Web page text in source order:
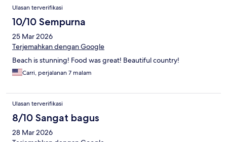
Ulasan terverifikasi
10/10 Sempurna
25 Mar 2026
Terjemahkan dengan Google
Beach is stunning! Food was great! Beautiful country!
Carri, perjalanan 7 malam
Ulasan terverifikasi
8/10 Sangat bagus
28 Mar 2026